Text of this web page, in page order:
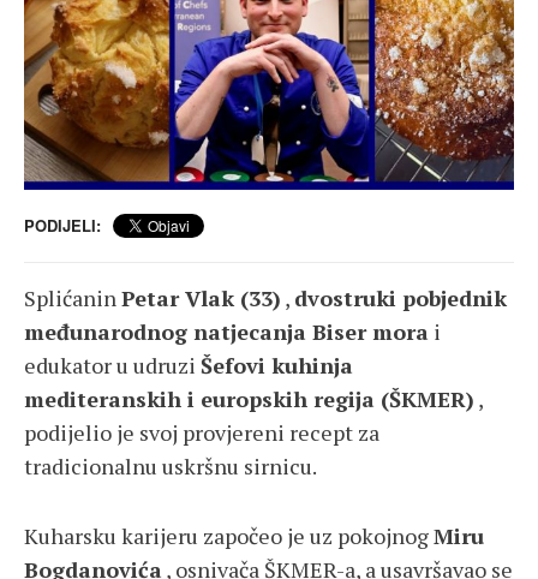
PODIJELI:
SplićaninPetar Vlak (33) , dvostruki pobjednik
međunarodnog natjecanja Biser mora i
edukator u udruzi Šefovi kuhinja
mediteranskih i europskih regija (ŠKMER) ,
podijelio je svoj provjereni recept za
tradicionalnu uskršnu sirnicu.
Kuharsku karijeru započeo je uz pokojnogMiru
Bogdanovića , osnivača ŠKMER-a, a usavršavao se